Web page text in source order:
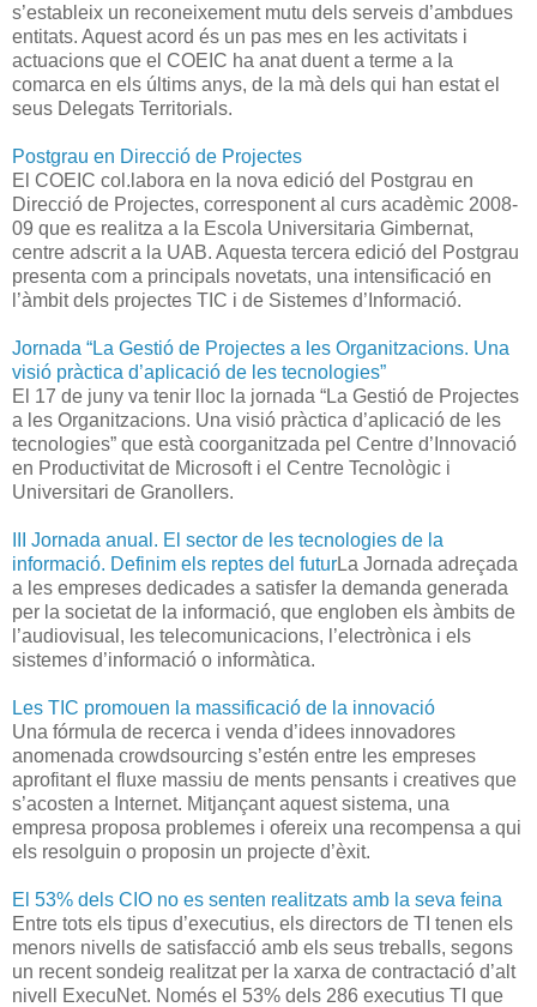
s’estableix un reconeixement mutu dels serveis d’ambdues
entitats. Aquest acord és un pas mes en les activitats i
actuacions que el COEIC ha anat duent a terme a la
comarca en els últims anys, de la mà dels qui han estat el
seus Delegats Territorials.
Postgrau en Direcció de Projectes
El COEIC col.labora en la nova edició del Postgrau en
Direcció de Projectes, corresponent al curs acadèmic 2008-
09 que es realitza a la Escola Universitaria Gimbernat,
centre adscrit a la UAB. Aquesta tercera edició del Postgrau
presenta com a principals novetats, una intensificació en
l’àmbit dels projectes TIC i de Sistemes d’Informació.
Jornada “La Gestió de Projectes a les Organitzacions. Una
visió pràctica d’aplicació de les tecnologies”
El 17 de juny va tenir lloc la jornada “La Gestió de Projectes
a les Organitzacions. Una visió pràctica d’aplicació de les
tecnologies” que està coorganitzada pel Centre d’Innovació
en Productivitat de Microsoft i el Centre Tecnològic i
Universitari de Granollers.
III Jornada anual. El sector de les tecnologies de la
informació. Definim els reptes del futurLa Jornada adreçada
a les empreses dedicades a satisfer la demanda generada
per la societat de la informació, que engloben els àmbits de
l’audiovisual, les telecomunicacions, l’electrònica i els
sistemes d’informació o informàtica.
Les TIC promouen la massificació de la innovació
Una fórmula de recerca i venda d’idees innovadores
anomenada crowdsourcing s’estén entre les empreses
aprofitant el fluxe massiu de ments pensants i creatives que
s’acosten a Internet. Mitjançant aquest sistema, una
empresa proposa problemes i ofereix una recompensa a qui
els resolguin o proposin un projecte d’èxit.
El 53% dels CIO no es senten realitzats amb la seva feina
Entre tots els tipus d’executius, els directors de TI tenen els
menors nivells de satisfacció amb els seus treballs, segons
un recent sondeig realitzat per la xarxa de contractació d’alt
nivell ExecuNet. Només el 53% dels 286 executius TI que